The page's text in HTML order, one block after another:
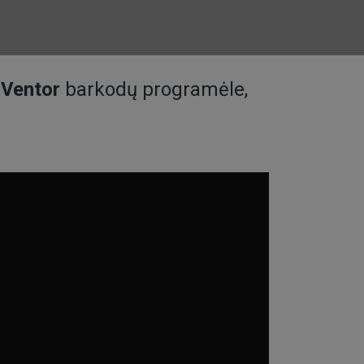
barkodų programėle,